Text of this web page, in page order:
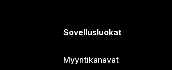
Sovellusluokat
Myyntikanavat